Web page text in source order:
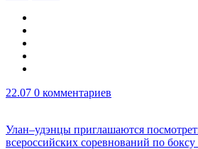
22.07 0 комментариев
Улан–удэнцы приглашаются
всероссийских соревнований по